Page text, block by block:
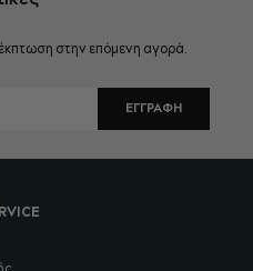
στην επόμενη αγορά.
ΕΓΓΡΑΦΉ